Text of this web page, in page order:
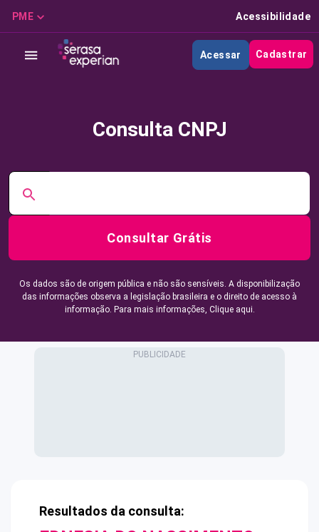
PME Acessibilidade
Acessar Cadastrar
Consulta CNPJ
Consultar Grátis
Os dados são de origem pública e não são sensíveis. A disponibilização
das informações observa a legislação brasileira e o direito de acesso à
informação. Para mais informações, Clique aqui.
Resultados da consulta: